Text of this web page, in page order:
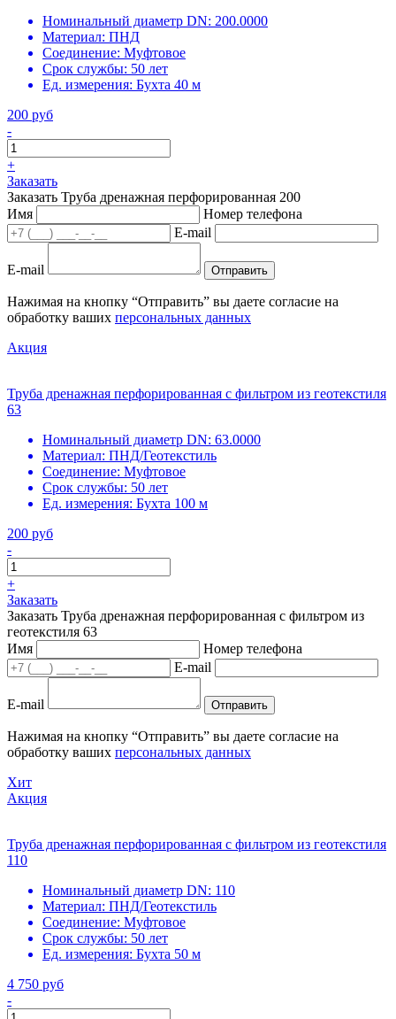
Номинальный диаметр DN: 200.0000
Материал: ПНД
Соединение: Муфтовое
Срок службы: 50 лет
Ед. измерения: Бухта 40 м
200 руб
-
+
Заказать
Заказать Труба дренажная перфорированная 200
Имя
Номер телефона
E-mail
E-mail Отправить
Нажимая на кнопку “Отправить” вы даете согласие на
обработку ваших персональных данных
Акция
Труба дренажная перфорированная с фильтром из геотекстиля
63
Номинальный диаметр DN: 63.0000
Материал: ПНД/Геотекстиль
Соединение: Муфтовое
Срок службы: 50 лет
Ед. измерения: Бухта 100 м
200 руб
-
+
Заказать
Заказать Труба дренажная перфорированная с фильтром из
геотекстиля 63
Имя
Номер телефона
E-mail
E-mail Отправить
Нажимая на кнопку “Отправить” вы даете согласие на
обработку ваших персональных данных
Хит
Акция
Труба дренажная перфорированная с фильтром из геотекстиля
110
Номинальный диаметр DN: 110
Материал: ПНД/Геотекстиль
Соединение: Муфтовое
Срок службы: 50 лет
Ед. измерения: Бухта 50 м
4 750 руб
-